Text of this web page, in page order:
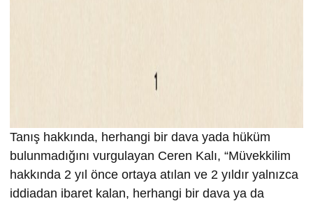
Tanış hakkında, herhangi bir dava yada hüküm
bulunmadığını vurgulayan Ceren Kalı, “Müvekkilim
hakkında 2 yıl önce ortaya atılan ve 2 yıldır yalnızca
iddiadan ibaret kalan, herhangi bir dava ya da